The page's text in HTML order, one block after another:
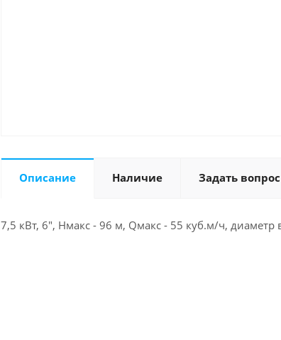
Описание Наличие Задать вопрос
7,5 кВт, 6", Нмакс - 96 м, Qмакс - 55 куб.м/ч, диаметр